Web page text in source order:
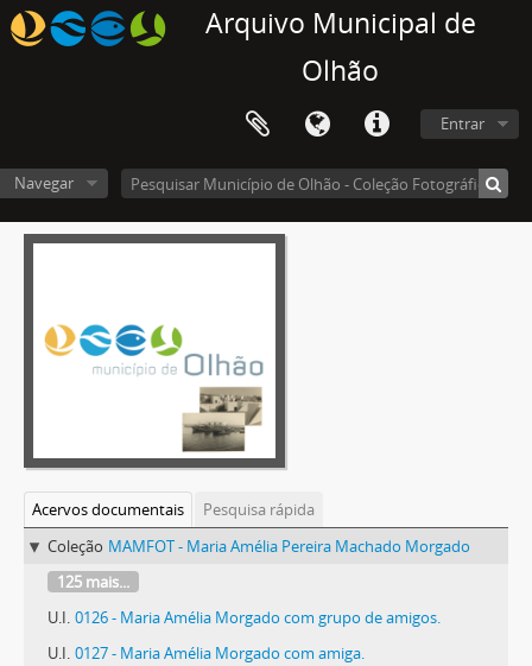
Arquivo Municipal de
Olhão
Entrar
Navegar
Acervos documentais
Pesquisa rápida
Coleção MAMFOT - Maria Amélia Pereira Machado Morgado
125 mais...
U.I. 0126 - Maria Amélia Morgado com grupo de amigos.
U.I. 0127 - Maria Amélia Morgado com amiga.